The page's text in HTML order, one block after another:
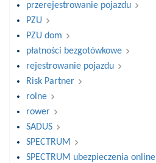
przerejestrowanie pojazdu
PZU
PZU dom
płatności bezgotówkowe
rejestrowanie pojazdu
Risk Partner
rolne
rower
SADUS
SPECTRUM
SPECTRUM ubezpieczenia online